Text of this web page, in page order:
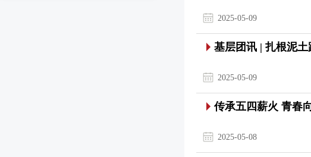
2025-05-09
基层团讯 | 扎根泥
2025-05-09
传承五四薪火 青春
2025-05-08